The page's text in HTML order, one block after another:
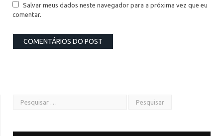
Salvar meus dados neste navegador para a próxima vez que eu
comentar.